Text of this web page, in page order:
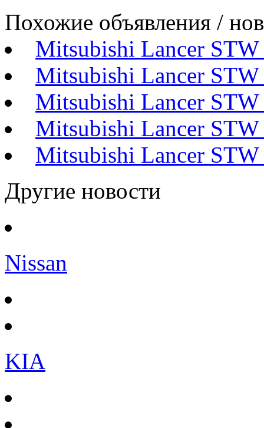
Похожие объявления /
Mitsubishi Lancer
Mitsubishi Lancer STW
Mitsubishi Lancer STW
Mitsubishi Lancer STW
Mitsubishi Lancer
Другие новости
Nissan
KIA